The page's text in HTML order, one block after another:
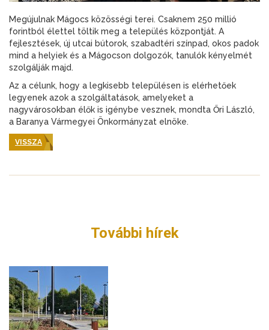
Megújulnak Mágocs közösségi terei. Csaknem 250 millió
forintból élettel töltik meg a település központját. A
fejlesztések, új utcai bútorok, szabadtéri színpad, okos padok
mind a helyiek és a Mágocson dolgozók, tanulók kényelmét
szolgálják majd.
Az a célunk, hogy a legkisebb településen is elérhetőek
legyenek azok a szolgáltatások, amelyeket a
nagyvárosokban élők is igénybe vesznek, mondta Őri László,
a Baranya Vármegyei Önkormányzat elnöke.
VISSZA
További hírek